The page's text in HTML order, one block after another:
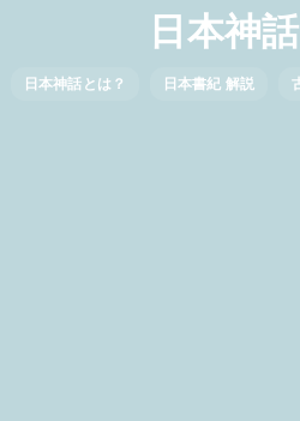
日本神
日本神話とは？ 日本書紀 解説